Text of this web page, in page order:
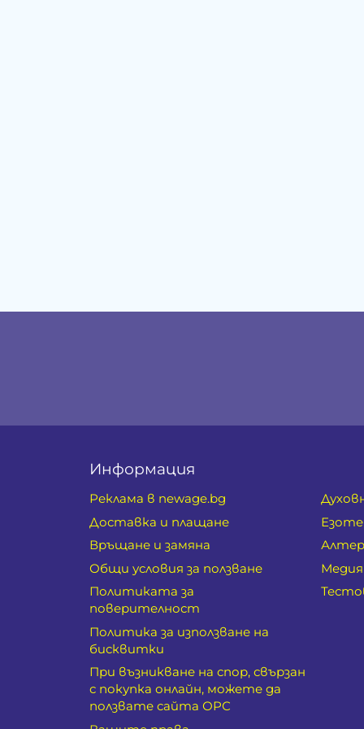
Информация
Реклама в newage.bg
Доставка и плащане
Връщане и замяна
Общи условия за ползване
Политиката за
поверителност
Политика за използване на
бисквитки
При възникване на спор, свързан
с покупка онлайн, можете да
ползвате сайта ОРС
Медия